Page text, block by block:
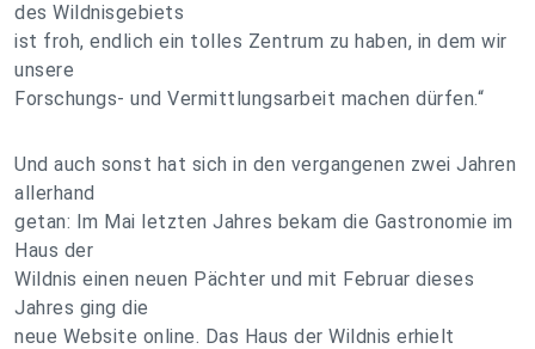
des Wildnisgebiets
ist froh, endlich ein tolles Zentrum zu haben, in dem wir
unsere
Forschungs- und Vermittlungsarbeit machen dürfen.“
Und auch sonst hat sich in den vergangenen zwei Jahren
allerhand
getan: Im Mai letzten Jahres bekam die Gastronomie im
Haus der
Wildnis einen neuen Pächter und mit Februar dieses
Jahres ging die
neue Website online. Das Haus der Wildnis erhielt